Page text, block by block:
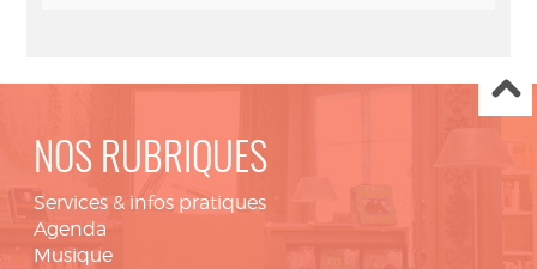
NOS RUBRIQUES
Services & infos pratiques
Agenda
Musique